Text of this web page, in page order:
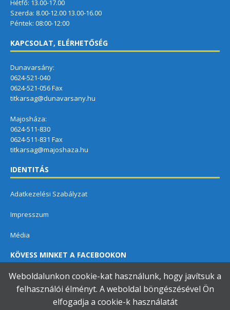
Hétfő: 13.00-17.00
Szerda: 8.00-12.00 13.00-16.00
Péntek: 08:00-12:00
KAPCSOLAT, ELÉRHETŐSÉG
Dunavarsány:
0624-521-040
0624-521-056 Fax
titkarsag@dunavarsany.hu
Majosháza:
0624-511-830
0624-511-831 Fax
titkarsag@majoshaza.hu
IDENTITÁS
Adatkezelési Szabályzat
Impresszum
Média
KÖVESS MINKET A FACEBOOKON
Weboldalunkon cookie-kat használunk, hogy javítsuk a
felhasználói élményt. A weboldal böngészésével Ön
elfogadja a cookie-k használatát